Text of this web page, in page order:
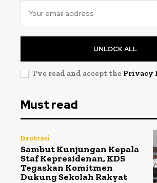
UNLOCK ALL
I've read and accept the Privacy
Must read
Birokrasi
Sambut Kunjungan Kepala
Staf Kepresidenan, KDS
Tegaskan Komitmen
Dukung Sekolah Rakyat